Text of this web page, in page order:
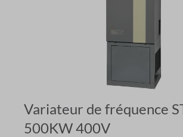
Variateur de fréquence
500KW 400V